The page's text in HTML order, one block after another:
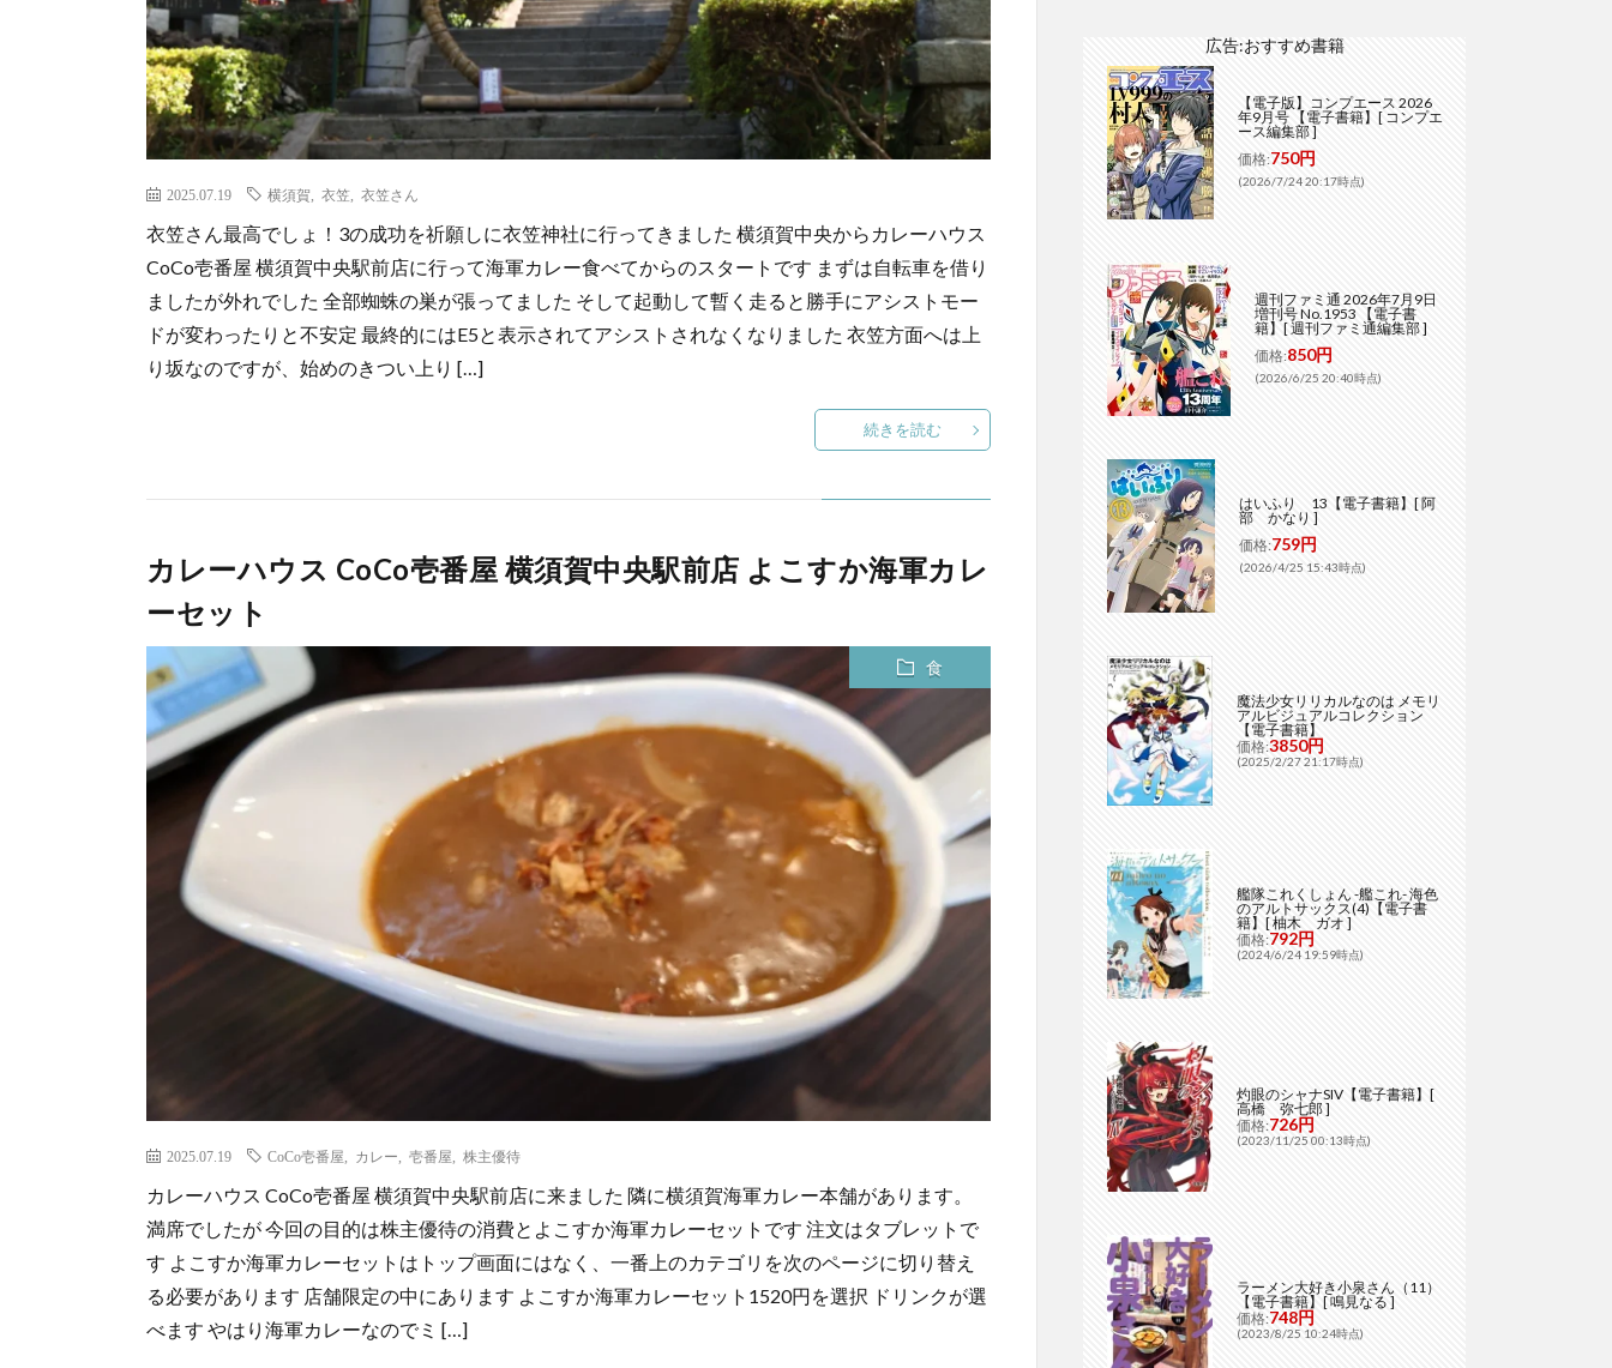
2025.07.19 横須賀 衣笠 衣笠さん
衣笠さん最高でしょ！3の成功を祈願しに衣笠神社に行ってきました 横須賀中央からカレーハウス
CoCo壱番屋 横須賀中央駅前店に行って海軍カレー食べてからのスタートです まずは自転車を借り
ましたが外れでした 全部蜘蛛の巣が張ってました そして起動して暫く走ると勝手にアシストモー
ドが変わったりと不安定 最終的にはE5と表示されてアシストされなくなりました 衣笠方面へは上
り坂なのですが、始めのきつい上り […]
続きを読む
カレーハウス CoCo壱番屋 横須賀中央駅前店 よこすか海軍カレ
ーセット
食
2025.07.19 CoCo壱番屋 カレー 壱番屋 株主優待
カレーハウス CoCo壱番屋 横須賀中央駅前店に来ました 隣に横須賀海軍カレー本舗があります。
満席でしたが 今回の目的は株主優待の消費とよこすか海軍カレーセットです 注文はタブレットで
す よこすか海軍カレーセットはトップ画面にはなく、一番上のカテゴリを次のページに切り替え
る必要があります 店舗限定の中にあります よこすか海軍カレーセット1520円を選択 ドリンクが選
べます やはり海軍カレーなのでミ […]
広告:おすすめ書籍
【電子版】コンプエース 2026
年9月号 【電子書籍】[ コンプエ
ース編集部 ]
価格:750円
(2026/7/24 20:17時点)
週刊ファミ通 2026年7月9日
増刊号 No.1953 【電子書
籍】[ 週刊ファミ通編集部 ]
価格:850円
(2026/6/25 20:40時点)
はいふり 13【電子書籍】[ 阿
部 かなり ]
価格:759円
(2026/4/25 15:43時点)
魔法少女リリカルなのは メモリ
アルビジュアルコレクション
【電子書籍】
価格:3850円
(2025/2/27 21:17時点)
艦隊これくしょん -艦これ- 海色
のアルトサックス(4)【電子書
籍】[ 柚木 ガオ ]
価格:792円
(2024/6/24 19:59時点)
灼眼のシャナSIV【電子書籍】[
高橋 弥七郎 ]
価格:726円
(2023/11/25 00:13時点)
ラーメン大好き小泉さん（11）
【電子書籍】[ 鳴見なる ]
価格:748円
(2023/8/25 10:24時点)